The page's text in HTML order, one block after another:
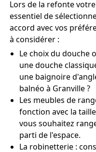
Lors de la refonte
essentiel de
accord avec vos
à considérer :
Le choix du douche
une douche
une baignoire
balnéo à Granville ?
Les meubles de
fonction avec la
vous souhaitez
parti de l'espace.
La robinetterie :